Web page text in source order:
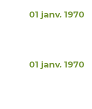
01 janv. 1970
01 janv. 1970